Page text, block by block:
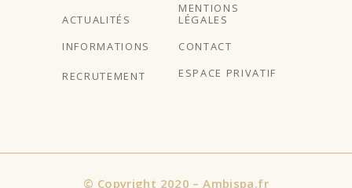
ACTUALITÉS
MENTIONS
LÉGALES
INFORMATIONS
CONTACT
RECRUTEMENT ESPACE PRIVATIF
© Copyright 2020 – Ambispa.fr